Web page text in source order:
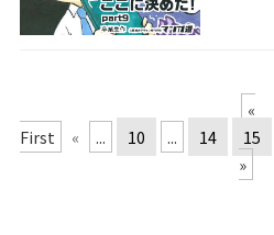
«
First
« ... 10 ... 14 15
»